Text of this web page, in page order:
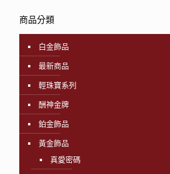
商品分類
白金飾品
最新商品
輕珠寶系列
酬神金牌
鉑金飾品
黃金飾品
真愛密碼